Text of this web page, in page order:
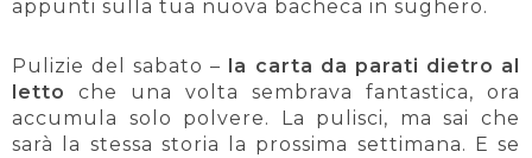
appunti sulla tua nuova bacheca in sughero.
Pulizie del sabato –
la carta da parati dietro al
letto
che una volta sembrava fantastica, ora
accumula solo polvere. La pulisci, ma sai che
sarà la stessa storia la prossima settimana. E se